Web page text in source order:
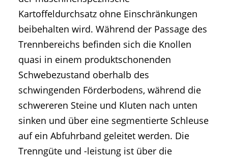
Kartoffeldurchsatz ohne Einschränkungen
beibehalten wird. Während der Passage des
Trennbereichs befinden sich die Knollen
quasi in einem produktschonenden
Schwebezustand oberhalb des
schwingenden Förderbodens, während die
schwereren Steine und Kluten nach unten
sinken und über eine segmentierte Schleuse
auf ein Abfuhrband geleitet werden. Die
Trenngüte und -leistung ist über die